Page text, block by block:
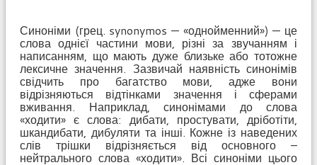
Синоніми (грец. synonymos — «однойменний») — це
слова однієї частини мови, різні за звучанням і
написанням, що мають дуже близьке або тотожне
лексичне значення. Зазвичай наявність синонімів
свідчить про багатство мови, адже вони
відрізняються відтінками значення і сферами
вживання. Наприклад, синонімами до слова
«ходити» є слова: дибати, простувати, дріботіти,
шкандибати, дибуляти та інші. Кожне із наведених
слів трішки відрізняється від основного –
нейтрального слова «ходити». Всі синоніми цього